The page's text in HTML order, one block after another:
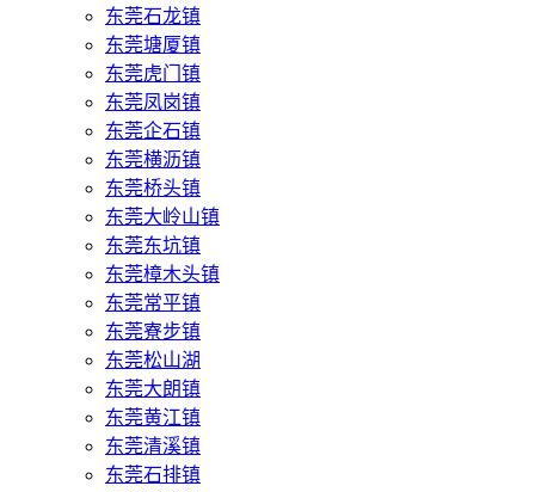
东莞石龙镇
东莞塘厦镇
东莞虎门镇
东莞凤岗镇
东莞企石镇
东莞横沥镇
东莞桥头镇
东莞大岭山镇
东莞东坑镇
东莞樟木头镇
东莞常平镇
东莞寮步镇
东莞松山湖
东莞大朗镇
东莞黄江镇
东莞清溪镇
东莞石排镇